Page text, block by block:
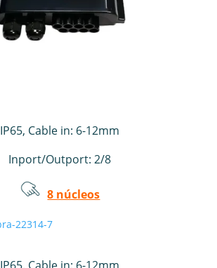
IP65, Cable in: 6-12mm
Inport/Outport: 2/8
8 núcleos